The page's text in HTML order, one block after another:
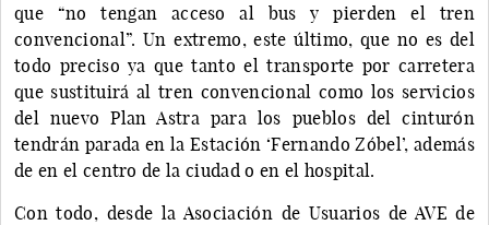
que “no tengan acceso al bus y pierden el tren
convencional”. Un extremo, este último, que no es del
todo preciso ya que tanto el transporte por carretera
que sustituirá al tren convencional como los servicios
del nuevo Plan Astra para los pueblos del cinturón
tendrán parada en la Estación ‘Fernando Zóbel’, además
de en el centro de la ciudad o en el hospital.
Con todo, desde la Asociación de Usuarios de AVE de